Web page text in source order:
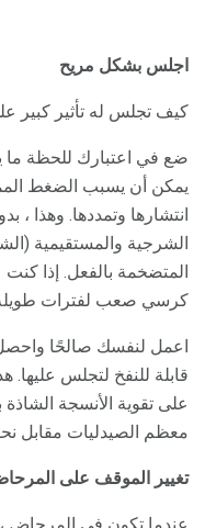
اجلس بشكل مريح
كيف تجلس له تأثير كبير
ضع في اعتبارك للحظة
يمكن أن يسبب الضغط
انتشارها وتمددها. وهذا ،
الشرجية والمستقيمية
المتضخمة بالفعل. إذا
كرسي صعب لفترات
اعمل لنفسك صالحًا
قابلة للنفخ لتجلس
على تقوية الأنسجة
معظم الصيدليات مقابل نحو 10
تغيير الموقف على
عندما تكون في المرحاض